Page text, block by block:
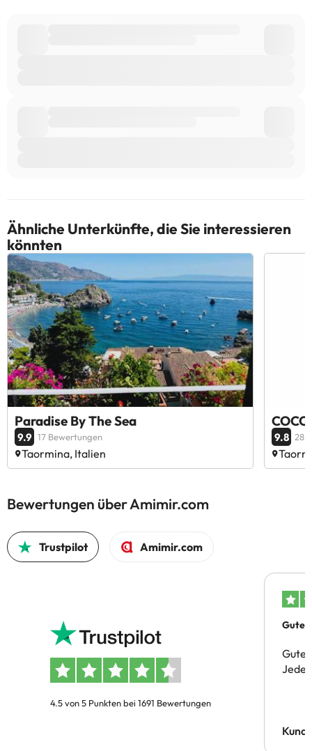
Ähnliche Unterkünfte, die Sie interessieren
könnten
Paradise By The Sea
9.9 17 Bewertungen
Taormina, Italien
9.8 28
Bewertungen über Amimir.com
Trustpilot Amimir.com
4.5 von 5 Punkten bei 1691 Bewertungen
Gutes
Gute